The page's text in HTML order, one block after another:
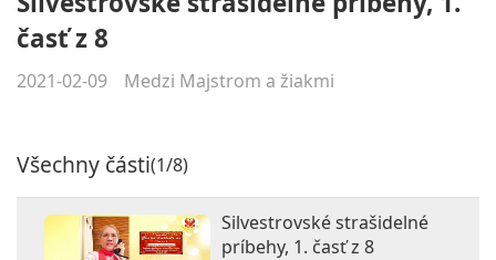
časť z 8
2021-02-09 Medzi Majstrom a žiakmi
Všechny části(1/8)
Silvestrovské strašidelné
príbehy, 1. časť z 8